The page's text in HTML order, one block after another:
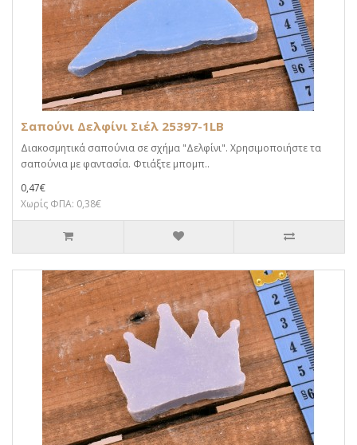
Σαπούνι Δελφίνι Σιέλ 25397-1LB
Διακοσμητικά σαπούνια σε σχήμα "Δελφίνι". Χρησιμοποιήστε τα
σαπούνια με φαντασία. Φτιάξτε μπομπ..
0,47€
Χωρίς ΦΠΑ: 0,38€